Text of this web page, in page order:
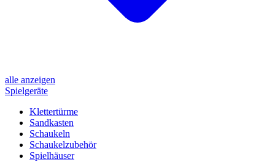
alle anzeigen
Spielgeräte
Klettertürme
Sandkasten
Schaukeln
Schaukelzubehör
Spielhäuser